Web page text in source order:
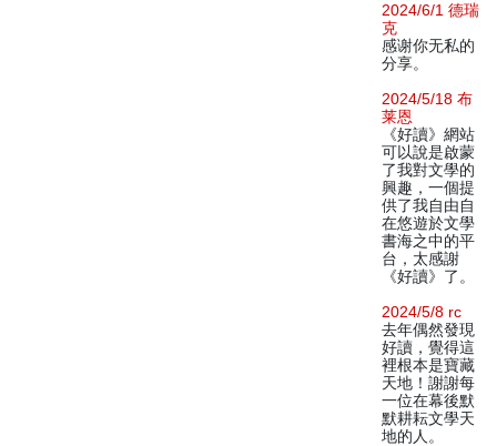
2024/6/1 德瑞
克
感谢你无私的
分享。
2024/5/18 布
莱恩
《好讀》網站
可以說是啟蒙
了我對文學的
興趣，一個提
供了我自由自
在悠遊於文學
書海之中的平
台，太感謝
《好讀》了。
2024/5/8 rc
去年偶然發現
好讀，覺得這
裡根本是寶藏
天地！謝謝每
一位在幕後默
默耕耘文學天
地的人。